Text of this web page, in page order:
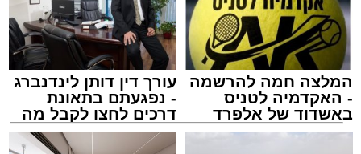
תגים:אשדוד, בעלזא הילולא
המלצה חמה להרשמה
- האקדמיה לטניס
באשדוד של אלפרד
קריאולנסקי - לילדים
עורך דין דותן לינדנברג
- נפגעתם בתאונת
דרכים לחצו לקבל מה
שמגיע לכם